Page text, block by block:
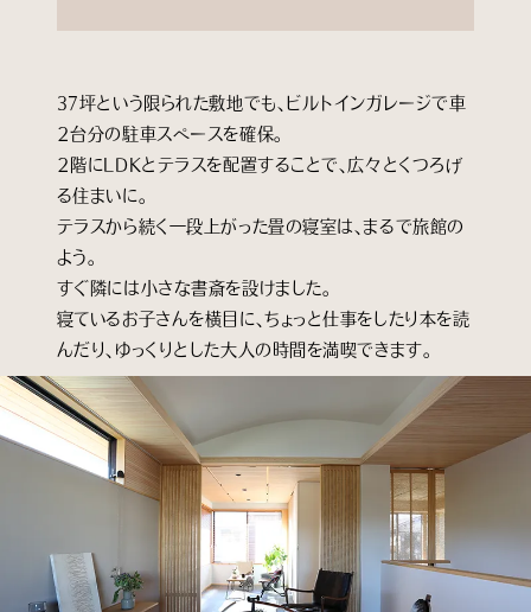
37坪という限られた敷地でも、ビルトインガレージで車
２台分の駐車スペースを確保。
２階にLDKとテラスを配置することで、広々とくつろげ
る住まいに。
テラスから続く一段上がった畳の寝室は、まるで旅館の
よう。
すぐ隣には小さな書斎を設けました。
寝ているお子さんを横目に、ちょっと仕事をしたり本を読
んだり、ゆっくりとした大人の時間を満喫できます。